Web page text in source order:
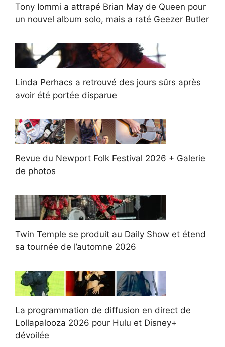
Tony Iommi a attrapé Brian May de Queen pour
un nouvel album solo, mais a raté Geezer Butler
Linda Perhacs a retrouvé des jours sûrs après
avoir été portée disparue
Revue du Newport Folk Festival 2026 + Galerie
de photos
Twin Temple se produit au Daily Show et étend
sa tournée de l’automne 2026
La programmation de diffusion en direct de
Lollapalooza 2026 pour Hulu et Disney+
dévoilée